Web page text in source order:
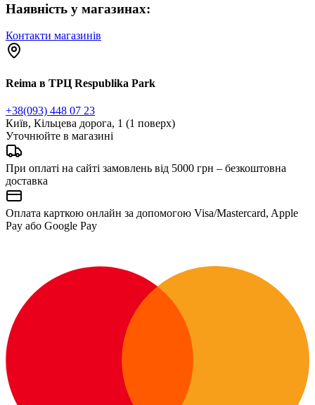
Наявність у магазинах:
Контакти магазинів
Reima в ТРЦ Respublika Park
+38(093) 448 07 23
Київ, Кільцева дорога, 1 (1 поверх)
Уточнюйте в магазині
При оплаті на сайті замовлень від 5000 грн – безкоштовна
доставка
Оплата карткою онлайн за допомогою Visa/Mastercard, Apple
Pay або Google Pay